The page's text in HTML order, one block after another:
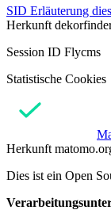
SID Erläuterung
Herkunft
Session ID Flycms
Statistische Cookies
Herkunft
Dies ist ein Open